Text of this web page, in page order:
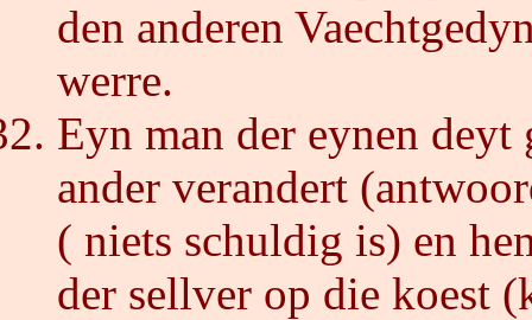
den anderen
werre.
Eyn man der eynen deyt
ander verandert
( niets schuldig is) en
der sellver op die koest